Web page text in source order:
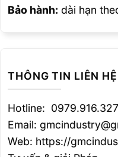
Bảo hành: dài hạn
THÔNG TIN LIÊN HỆ
Hotline:
Email:
Web: https://